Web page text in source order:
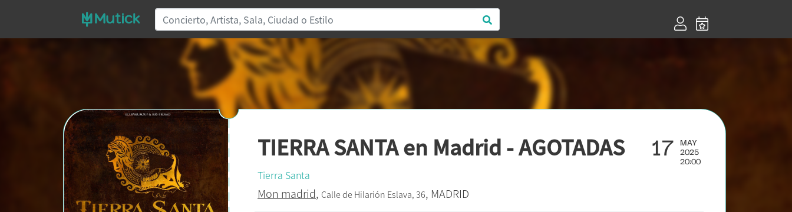
TIERRA SANTA en Madrid - AGOTADAS 17 MAY
2025
20:00
Tierra Santa
Mon madrid, Calle de Hilarión Eslava, 36, MADRID